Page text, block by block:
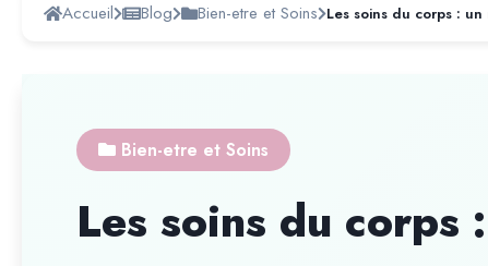
Accueil Blog Bien-etre et Soins Les soins du corps :
Bien-etre et Soins
Les soins du corps